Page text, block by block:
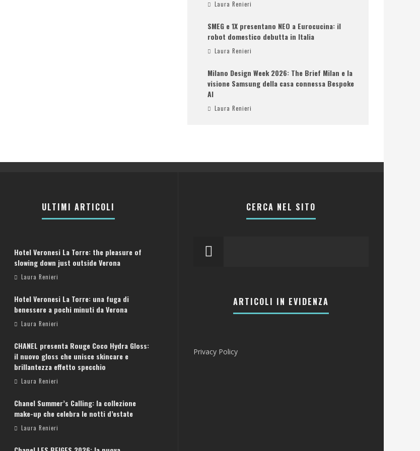
Laura Renieri
SMEG e 1X presentano NEO a Eurocucina: il
robot domestico debutta in Italia
Laura Renieri
Milano Design Week 2026: The Brief Milan e la
visione Samsung della casa connessa Bespoke
AI
Laura Renieri
ULTIMI ARTICOLI
Hotel Veronesi La Torre: the pleasure of
slowing down just outside Verona
Laura Renieri
Hotel Veronesi La Torre: una fuga di
benessere a pochi minuti da Verona
Laura Renieri
CHANEL presenta Rouge Coco Hydra Gloss:
il nuovo gloss che unisce skincare e
brillantezza effetto specchio
Laura Renieri
Chanel Summer’s Calling: la collezione
make-up che celebra le notti d’estate
Laura Renieri
CERCA NEL SITO
ARTICOLI IN EVIDENZA
Privacy Policy